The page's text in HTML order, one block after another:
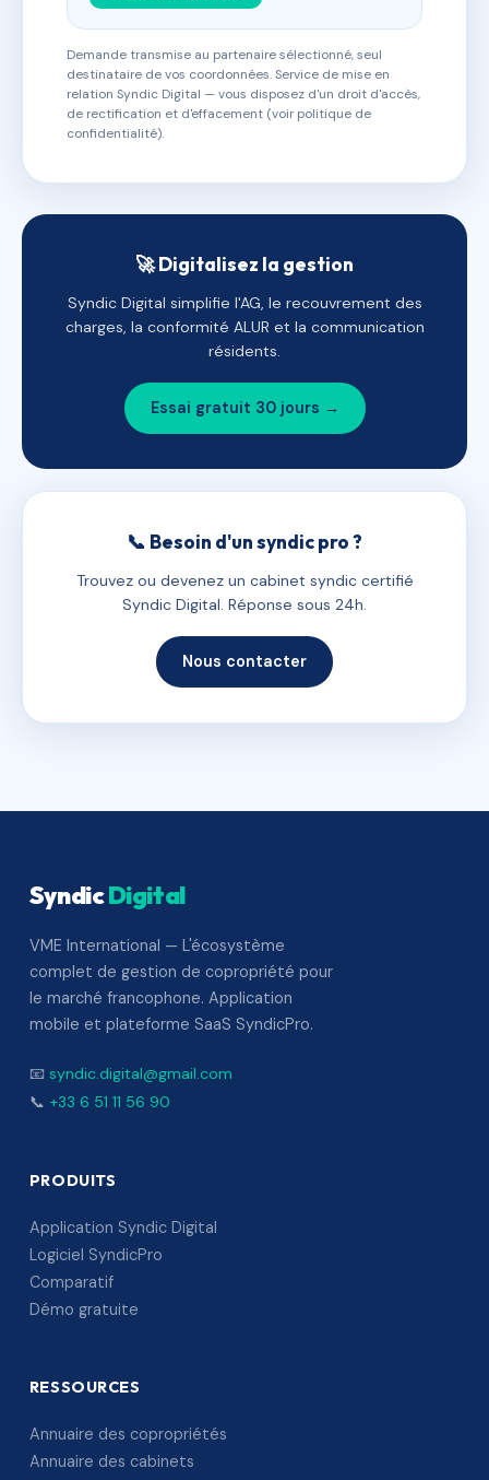
Demande transmise au partenaire sélectionné, seul
destinataire de vos coordonnées. Service de mise en
relation Syndic Digital — vous disposez d'un droit d'accès,
de rectification et d'effacement (voir politique de
confidentialité).
🚀 Digitalisez la gestion
Syndic Digital simplifie l'AG, le recouvrement des
charges, la conformité ALUR et la communication
résidents.
Essai gratuit 30 jours →
📞 Besoin d'un syndic pro ?
Trouvez ou devenez un cabinet syndic certifié
Syndic Digital. Réponse sous 24h.
Nous contacter
SyndicDigital
VME International — L'écosystème
complet de gestion de copropriété pour
le marché francophone. Application
mobile et plateforme SaaS SyndicPro.
📧 syndic.digital@gmail.com
📞 +33 6 51 11 56 90
PRODUITS
Application Syndic Digital
Logiciel SyndicPro
Comparatif
Démo gratuite
RESSOURCES
Annuaire des copropriétés
Annuaire des cabinets